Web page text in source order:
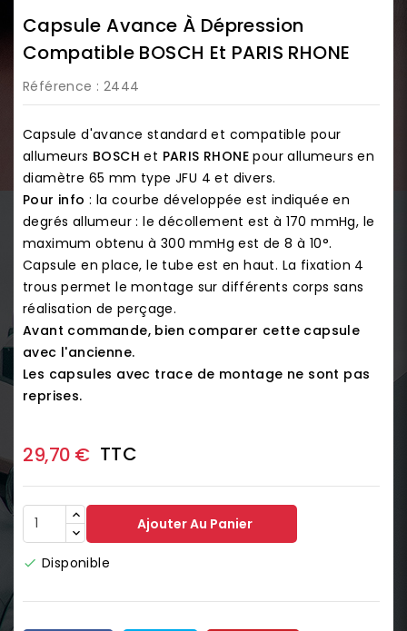
Capsule Avance À Dépression
Compatible BOSCH Et PARIS RHONE
Référence : 2444
Capsule d'avance standard et compatible pour
allumeurs BOSCH et PARIS RHONEpour allumeurs en
diamètre 65 mm type JFU 4 et divers.
Pour info : la courbe développée est indiquée en
degrés allumeur : le décollement est à 170 mmHg, le
maximum obtenu à 300 mmHg est de 8 à 10°.
Capsule en place, le tube est en haut. La fixation 4
trous permet le montage sur différents corps sans
réalisation de perçage.
Avant commande, bien comparer cette capsule
avec l'ancienne.
Les capsules avec trace de montage ne sont pas
reprises.
29,70 € TTC
Ajouter Au Panier
 Disponible